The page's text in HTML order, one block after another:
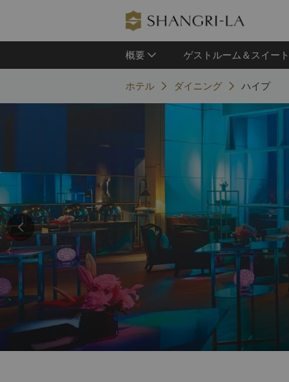
概要 ゲストルーム＆スイート
ホテル ダイニング ハイプ